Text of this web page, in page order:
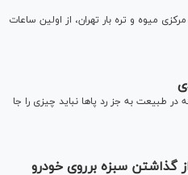
سرسبز میدان مرکزی میوه و تره بار تهران، از اولین ساعات
طبیعت به جز رد پاها نباید چیزی را جا
گذاشتن سبزه برروی خودرو